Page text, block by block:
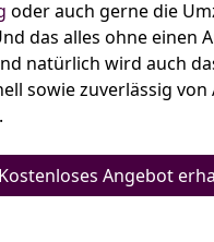
oder auch gerne die
das alles ohne einen
natürlich wird auch
sowie zuverlässig von
Kostenloses Angebot